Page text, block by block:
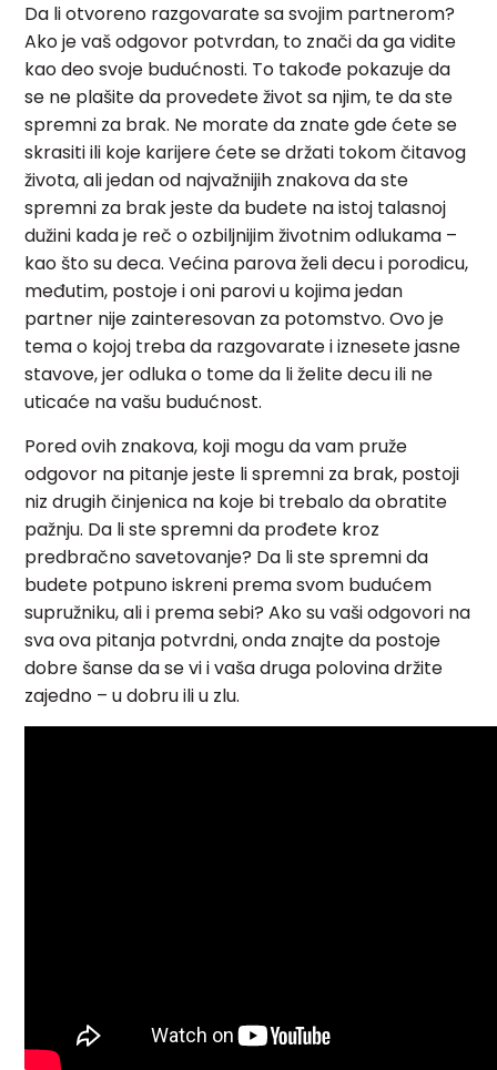
Da li otvoreno razgovarate sa svojim partnerom?
Ako je vaš odgovor potvrdan, to znači da ga vidite
kao deo svoje budućnosti. To takođe pokazuje da
se ne plašite da provedete život sa njim, te da ste
spremni za brak. Ne morate da znate gde ćete se
skrasiti ili koje karijere ćete se držati tokom čitavog
života, ali jedan od najvažnijih znakova da ste
spremni za brak jeste da budete na istoj talasnoj
dužini kada je reč o ozbiljnijim životnim odlukama –
kao što su deca. Većina parova želi decu i porodicu,
međutim, postoje i oni parovi u kojima jedan
partner nije zainteresovan za potomstvo. Ovo je
tema o kojoj treba da razgovarate i iznesete jasne
stavove, jer odluka o tome da li želite decu ili ne
uticaće na vašu budućnost.
Pored ovih znakova, koji mogu da vam pruže
odgovor na pitanje jeste li spremni za brak, postoji
niz drugih činjenica na koje bi trebalo da obratite
pažnju. Da li ste spremni da prođete kroz
predbračno savetovanje? Da li ste spremni da
budete potpuno iskreni prema svom budućem
supružniku, ali i prema sebi? Ako su vaši odgovori na
sva ova pitanja potvrdni, onda znajte da postoje
dobre šanse da se vi i vaša druga polovina držite
zajedno – u dobru ili u zlu.